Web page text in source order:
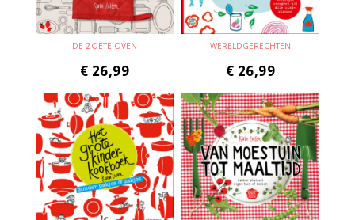
DE ZOETE OVEN
€ 26,99
WERELDGERECHTEN
€ 26,99